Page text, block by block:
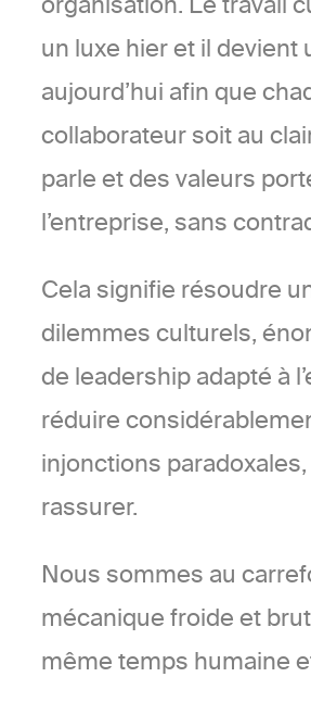
un luxe hier et il devient
aujourd’hui afin que
collaborateur soit au
parle et des valeurs
l’entreprise, sans
Cela signifie résoudre
dilemmes culturels,
de leadership adapté à
réduire
injonctions
rassurer.
Nous sommes au
mécanique froide et
même temps humaine